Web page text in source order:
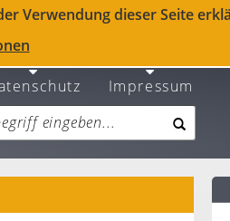
Verwendung dieser Seite
Impressum